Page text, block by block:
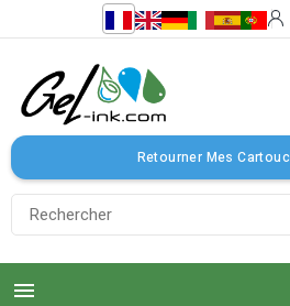
Retourner Mes
